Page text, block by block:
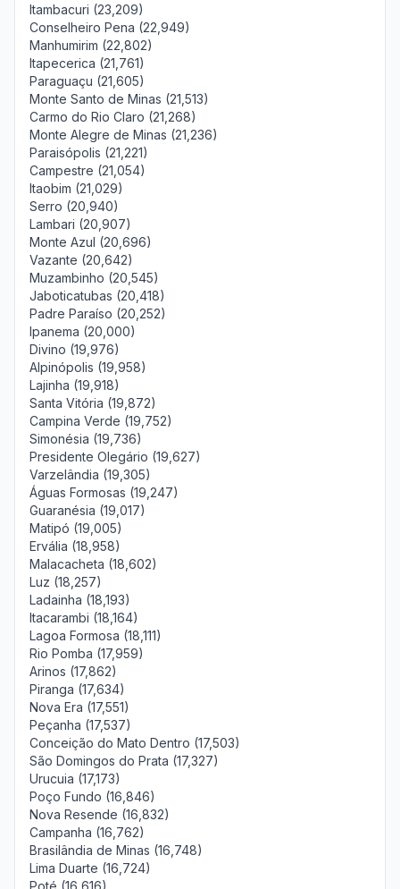
Itambacuri (23,209)
Conselheiro Pena (22,949)
Manhumirim (22,802)
Itapecerica (21,761)
Paraguaçu (21,605)
Monte Santo de Minas (21,513)
Carmo do Rio Claro (21,268)
Monte Alegre de Minas (21,236)
Paraisópolis (21,221)
Campestre (21,054)
Itaobim (21,029)
Serro (20,940)
Lambari (20,907)
Monte Azul (20,696)
Vazante (20,642)
Muzambinho (20,545)
Jaboticatubas (20,418)
Padre Paraíso (20,252)
Ipanema (20,000)
Divino (19,976)
Alpinópolis (19,958)
Lajinha (19,918)
Santa Vitória (19,872)
Campina Verde (19,752)
Simonésia (19,736)
Presidente Olegário (19,627)
Varzelândia (19,305)
Águas Formosas (19,247)
Guaranésia (19,017)
Matipó (19,005)
Ervália (18,958)
Malacacheta (18,602)
Luz (18,257)
Ladainha (18,193)
Itacarambi (18,164)
Lagoa Formosa (18,111)
Rio Pomba (17,959)
Arinos (17,862)
Piranga (17,634)
Nova Era (17,551)
Peçanha (17,537)
Conceição do Mato Dentro (17,503)
São Domingos do Prata (17,327)
Urucuia (17,173)
Poço Fundo (16,846)
Nova Resende (16,832)
Campanha (16,762)
Brasilândia de Minas (16,748)
Lima Duarte (16,724)
Poté (16,616)